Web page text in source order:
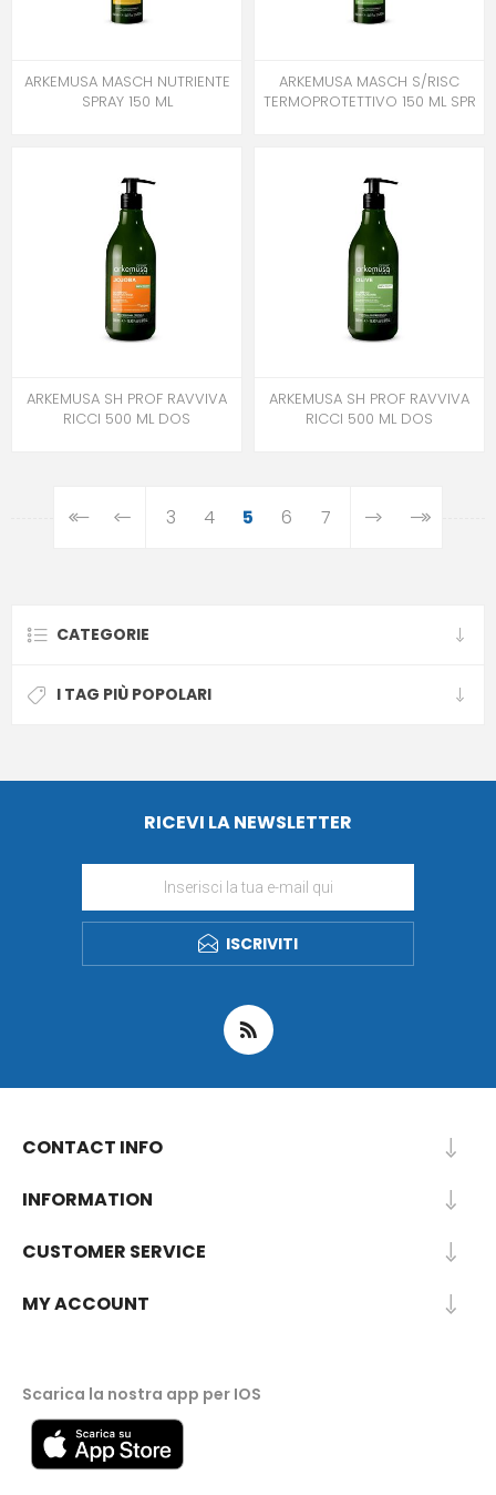
ARKEMUSA MASCH NUTRIENTE
SPRAY 150 ML
ARKEMUSA MASCH S/RISC
TERMOPROTETTIVO 150 ML SPR
ARKEMUSA SH PROF RAVVIVA
RICCI 500 ML DOS
ARKEMUSA SH PROF RAVVIVA
RICCI 500 ML DOS
3 4 5 6 7
CATEGORIE
I TAG PIÙ POPOLARI
RICEVI LA NEWSLETTER
ISCRIVITI
CONTACT INFO
INFORMATION
CUSTOMER SERVICE
MY ACCOUNT
Scarica la nostra app per IOS